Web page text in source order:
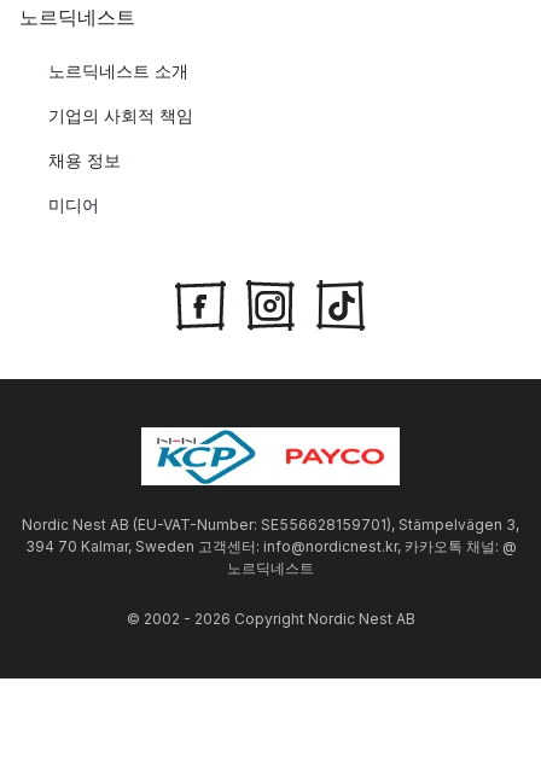
노르딕네스트
노르딕네스트 소개
기업의 사회적 책임
채용 정보
미디어
Nordic Nest AB (EU-VAT-Number: SE556628159701), Stämpelvägen 3,
394 70 Kalmar, Sweden 고객센터: info@nordicnest.kr, 카카오톡 채널: @
노르딕네스트
© 2002 - 2026 Copyright Nordic Nest AB